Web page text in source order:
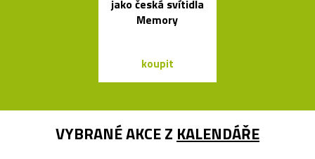
jako česká svítidla
Memory
koupit
VYBRANÉ AKCE Z KALENDÁŘE